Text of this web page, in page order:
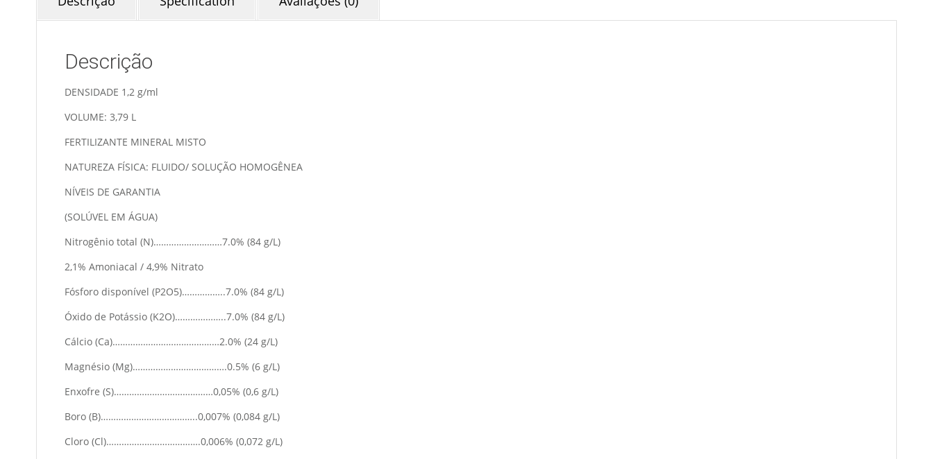
Descrição
DENSIDADE 1,2 g/ml
VOLUME: 3,79 L
FERTILIZANTE MINERAL MISTO
NATUREZA FÍSICA: FLUIDO/ SOLUÇÃO HOMOGÊNEA
NÍVEIS DE GARANTIA
(SOLÚVEL EM ÁGUA)
Nitrogênio total (N)………………………7.0% (84 g/L)
2,1% Amoniacal / 4,9% Nitrato
Fósforo disponível (P2O5)……………..7.0% (84 g/L)
Óxido de Potássio (K2O)………………..7.0% (84 g/L)
Cálcio (Ca)……………………………………2.0% (24 g/L)
Magnésio (Mg)……………………………….0.5% (6 g/L)
Enxofre (S)…………………………………0,05% (0,6 g/L)
Boro (B)………………………………..0,007% (0,084 g/L)
Cloro (Cl)……………………………….0,006% (0,072 g/L)